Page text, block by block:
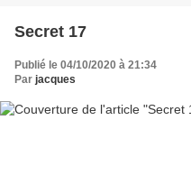
Secret 17
Publié le 04/10/2020 à 21:34
Par jacques